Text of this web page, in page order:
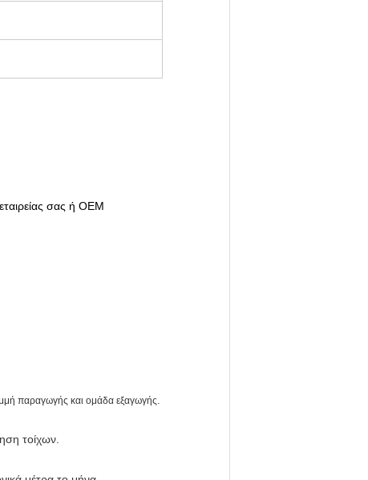
σας ή OEM
παραγωγής και ομάδα εξαγωγής.
τοίχων.